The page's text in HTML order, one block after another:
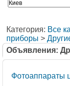
Категория: Все
приборы >
Объявления:
Фотоаппараты